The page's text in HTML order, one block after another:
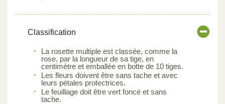
Classification
La rosette multiple est classée, comme la
rose, par la longueur de sa tige, en
centimètre et emballée en botte de 10 tiges.
Les fleurs doivent être sans tache et avec
leurs pétales protectrices.
Le feuillage doit être vert foncé et sans
tache.